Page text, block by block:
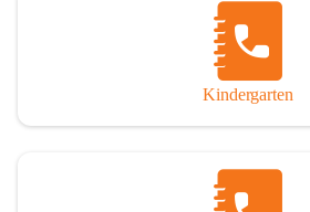
Kindergarten